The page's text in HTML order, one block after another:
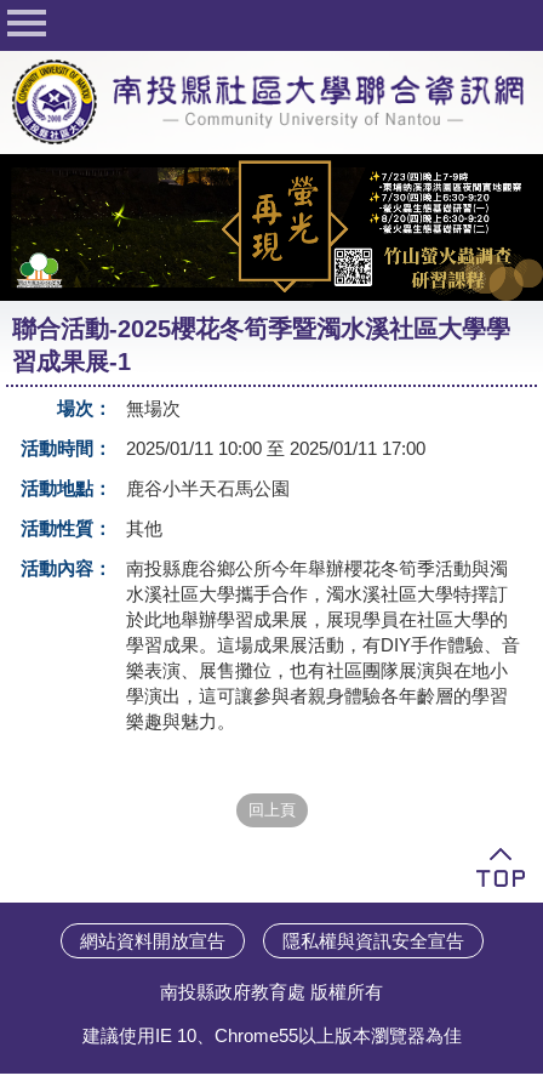
回首頁
關於社大
公佈欄
行事曆
最新活動
活動花絮
課程一覽表
志工與社團
社大學習Q&A
友站連結
網路選課
聯合活動-2025櫻花冬筍季暨濁水溪社區大學學
習成果展-1
場次：
無場次
活動時間：
2025/01/11 10:00 至 2025/01/11 17:00
活動地點：
鹿谷小半天石馬公園
活動性質：
其他
活動內容：
南投縣鹿谷鄉公所今年舉辦櫻花冬筍季活動與濁
水溪社區大學攜手合作，濁水溪社區大學特擇訂
於此地舉辦學習成果展，展現學員在社區大學的
學習成果。這場成果展活動，有DIY手作體驗、音
樂表演、展售攤位，也有社區團隊展演與在地小
學演出，這可讓參與者親身體驗各年齡層的學習
樂趣與魅力。
網站資料開放宣告 隱私權與資訊安全宣告
南投縣政府教育處 版權所有
建議使用IE 10、Chrome55以上版本瀏覽器為佳